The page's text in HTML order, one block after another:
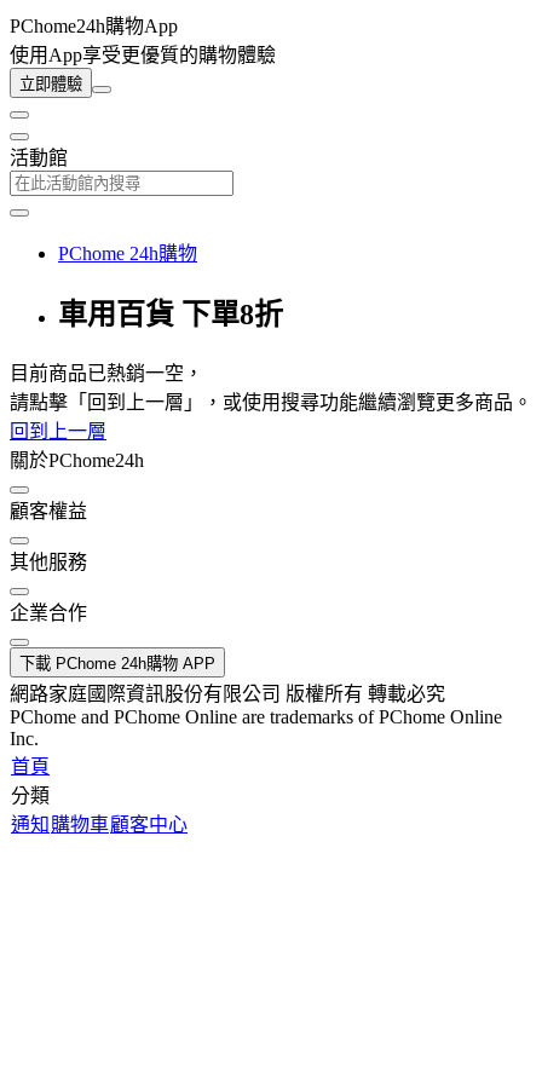
PChome24h購物App
使用App享受更優質的購物體驗
立即體驗
活動館
PChome 24h購物
車用百貨 下單8折
目前商品已熱銷一空，
請點擊「回到上一層」，或使用搜尋功能繼續瀏覽更多商品。
回到上一層
關於PChome24h
顧客權益
其他服務
企業合作
下載 PChome 24h購物 APP
網路家庭國際資訊股份有限公司 版權所有 轉載必究
PChome and PChome Online are trademarks of PChome Online
Inc.
首頁
分類
通知 購物車顧客中心